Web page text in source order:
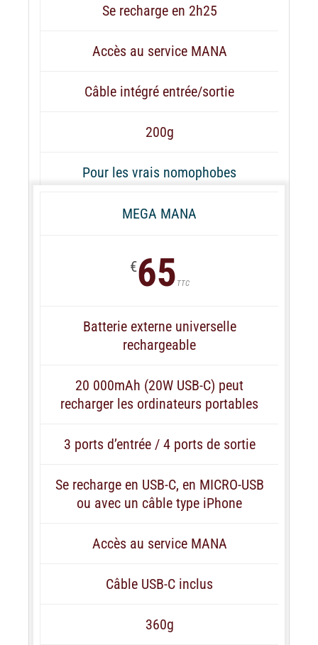
Se recharge en 2h25
Accès au service MANA
Câble intégré entrée/sortie
200g
Pour les vrais nomophobes
MEGA MANA
€65 TTC
Batterie externe universelle
rechargeable
20 000mAh (20W USB-C) peut
recharger les ordinateurs portables
3 ports d’entrée / 4 ports de sortie
Se recharge en USB-C, en MICRO-USB
ou avec un câble type iPhone
Accès au service MANA
Câble USB-C inclus
360g